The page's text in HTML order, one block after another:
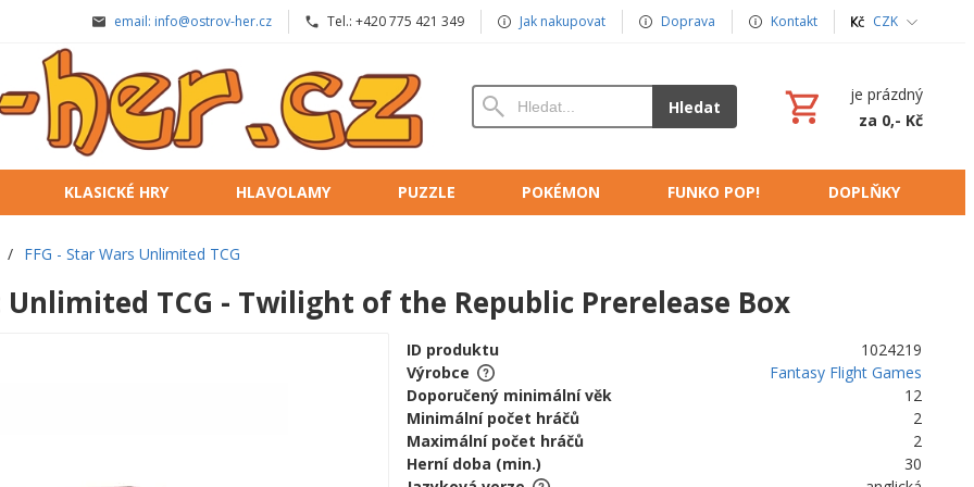
email: info@ostrov-her.cz Tel.: +420 775 421 349 Jak nakupovat Doprava Kontakt CZK
Hledat
je prázdný
za 0,- Kč
KLASICKÉ HRY HLAVOLAMY PUZZLE POKÉMON FUNKO POP! DOPLŇKY
/ FFG - Star Wars Unlimited TCG
Unlimited TCG - Twilight of the Republic Prerelease Box
ID produktu
1024219
Výrobce
Fantasy Flight Games
Doporučený minimální věk
12
Minimální počet hráčů
2
Maximální počet hráčů
2
Herní doba (min.)
30